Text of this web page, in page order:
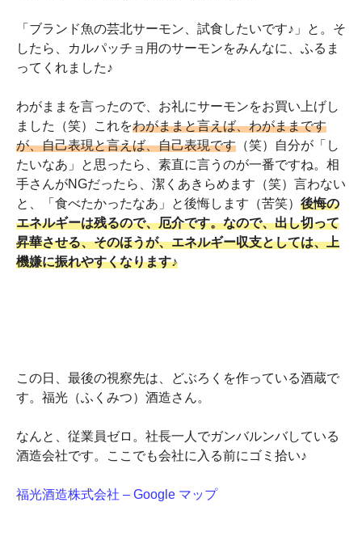
「ブランド魚の芸北サーモン、試食したいです♪」と。そ
したら、カルパッチョ用のサーモンをみんなに、ふるま
ってくれました♪
わがままを言ったので、お礼にサーモンをお買い上げし
ました（笑）これをわがままと言えば、わがままです
が、自己表現と言えば、自己表現です （笑）自分が「し
たいなあ」と思ったら、素直に言うのが一番ですね。相
手さんがNGだったら、潔くあきらめます（笑）言わない
と、「食べたかったなあ」と後悔します（苦笑） 後悔の
エネルギーは残るので、厄介です。なので、出し切って
昇華させる、そのほうが、エネルギー収支としては、上
機嫌に振れやすくなります♪
この日、最後の視察先は、どぶろくを作っている酒蔵で
す。福光（ふくみつ）酒造さん。
なんと、従業員ゼロ。社長一人でガンバルンバしている
酒造会社です。ここでも会社に入る前にゴミ拾い♪
福光酒造株式会社 – Google マップ